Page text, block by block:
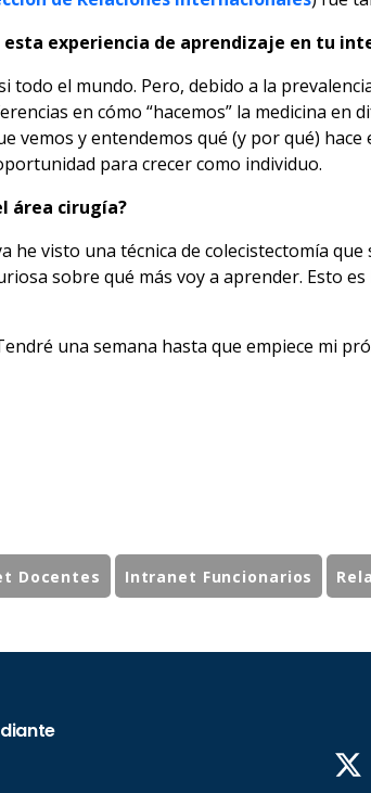
experiencia de aprendizaje en tu
todo el mundo. Pero, debido a la
en cómo “hacemos” la medicina en
vemos y entendemos qué (y por qué) hace
para crecer como individuo.
área cirugía?
visto una técnica de colecistectomía que
sobre qué más voy a aprender. Esto
una semana hasta que empiece mi
Docentes Intranet Funcionarios